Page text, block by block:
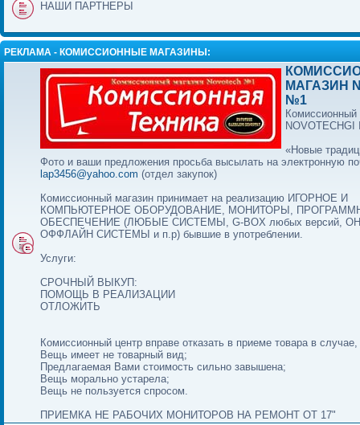
НАШИ ПАРТНЕРЫ
РЕКЛАМА - КОМИССИОННЫЕ МАГАЗИНЫ:
МАГАЗИН
№1
Комиссионный
«Новые
Фото и ваши предложения просьба высылать на электронную
lap3456@yahoo.com (отдел закупок)
Комиссионный магазин принимает на реализацию ИГОРНОЕ И
КОМПЬЮТЕРНОЕ ОБОРУДОВАНИЕ, МОНИТОРЫ,
ОБЕСПЕЧЕНИЕ (ЛЮБЫЕ СИСТЕМЫ, G-BOX любых версий,
ОФФЛАЙН СИСТЕМЫ и п.р) бывшие в употреблении.
Услуги:
СРОЧНЫЙ ВЫКУП:
ПОМОЩЬ В РЕАЛИЗАЦИИ
ОТЛОЖИТЬ
Комиссионный центр вправе отказать в приеме товара в
Вещь имеет не товарный вид;
Предлагаемая Вами стоимость сильно завышена;
Вещь морально устарела;
Вещь не пользуется спросом.
ПРИЕМКА НЕ РАБОЧИХ МОНИТОРОВ НА РЕМОНТ ОТ 17"